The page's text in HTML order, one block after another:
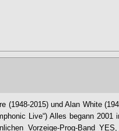
(1948-2015) und Alan White
Live“) Alles begann 2001
Vorzeige-Prog-Band